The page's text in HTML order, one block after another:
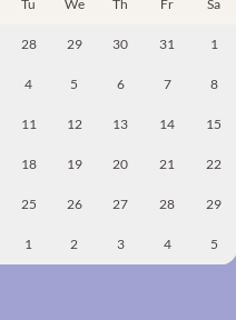
Tu We Th Fr Sa
28 29 30 31 1
4 5 6 7 8
11 12 13 14 15
18 19 20 21 22
25 26 27 28 29
1 2 3 4 5